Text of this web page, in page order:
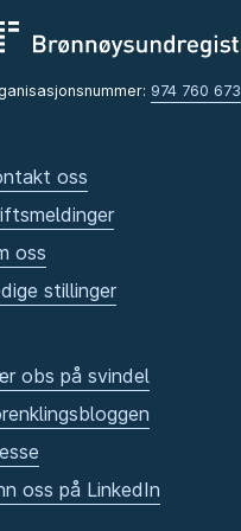
974 760 673
oss
oss
stillinger
obs på svindel
oss på LinkedIn